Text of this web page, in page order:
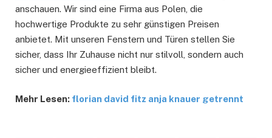
anschauen. Wir sind eine Firma aus Polen, die
hochwertige Produkte zu sehr günstigen Preisen
anbietet. Mit unseren Fenstern und Türen stellen Sie
sicher, dass Ihr Zuhause nicht nur stilvoll, sondern auch
sicher und energieeffizient bleibt.
Mehr Lesen: florian david fitz anja knauer getrennt